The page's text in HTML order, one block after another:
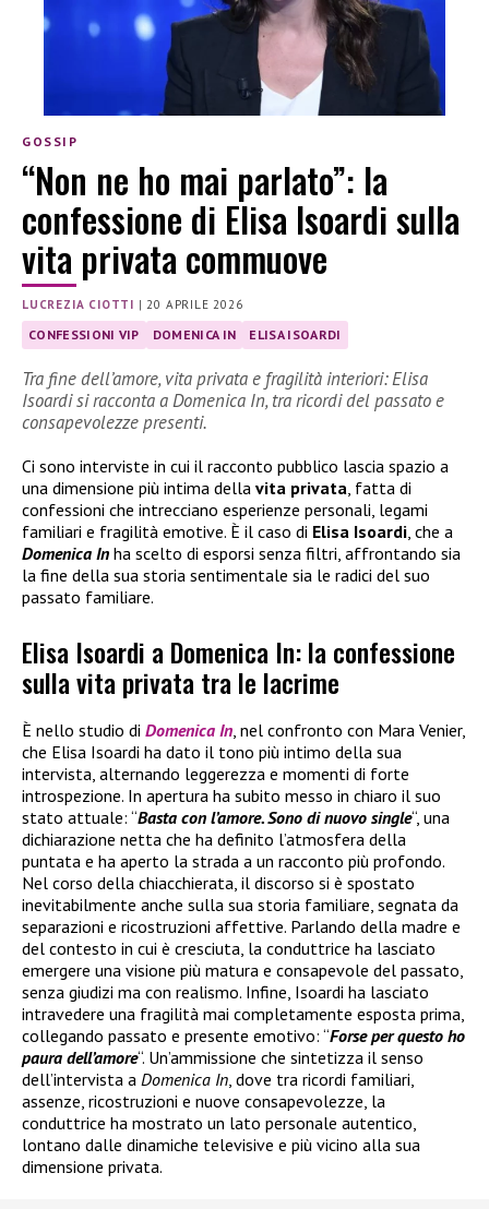
GOSSIP
“Non ne ho mai parlato”: la
confessione di Elisa Isoardi sulla
vita privata commuove
LUCREZIA CIOTTI |20 APRILE 2026
CONFESSIONI VIP DOMENICA IN ELISA ISOARDI
Tra fine dell’amore, vita privata e fragilità interiori: Elisa
Isoardi si racconta a Domenica In, tra ricordi del passato e
consapevolezze presenti.
Ci sono interviste in cui il racconto pubblico lascia spazio a
una dimensione più intima della vita privata , fatta di
confessioni che intrecciano esperienze personali, legami
familiari e fragilità emotive. È il caso di Elisa Isoardi , che a
Domenica In ha scelto di esporsi senza filtri, affrontando sia
la fine della sua storia sentimentale sia le radici del suo
passato familiare.
Elisa Isoardi a Domenica In: la confessione
sulla vita privata tra le lacrime
È nello studio di Domenica In, nel confronto con Mara Venier,
che Elisa Isoardi ha dato il tono più intimo della sua
intervista, alternando leggerezza e momenti di forte
introspezione. In apertura ha subito messo in chiaro il suo
stato attuale: “Basta con l’amore. Sono di nuovo single“, una
dichiarazione netta che ha definito l’atmosfera della
puntata e ha aperto la strada a un racconto più profondo.
Nel corso della chiacchierata, il discorso si è spostato
inevitabilmente anche sulla sua storia familiare, segnata da
separazioni e ricostruzioni affettive. Parlando della madre e
del contesto in cui è cresciuta, la conduttrice ha lasciato
emergere una visione più matura e consapevole del passato,
senza giudizi ma con realismo. Infine, Isoardi ha lasciato
intravedere una fragilità mai completamente esposta prima,
collegando passato e presente emotivo: “Forse per questo ho
paura dell’amore“. Un’ammissione che sintetizza il senso
dell’intervista a Domenica In, dove tra ricordi familiari,
assenze, ricostruzioni e nuove consapevolezze, la
conduttrice ha mostrato un lato personale autentico,
lontano dalle dinamiche televisive e più vicino alla sua
dimensione privata.